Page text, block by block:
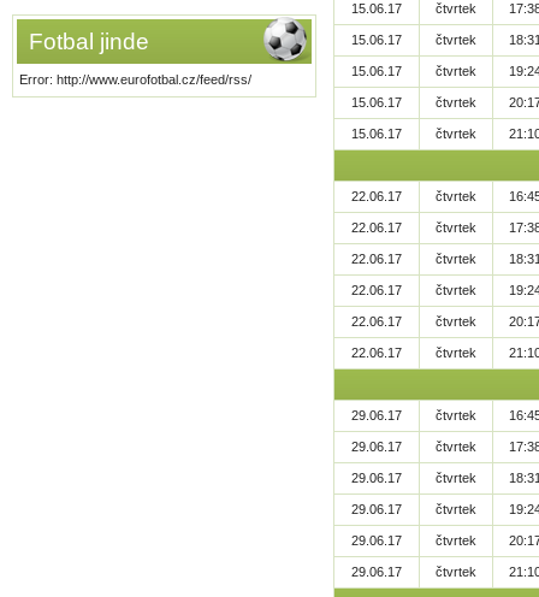
Fotbal jinde
Error: http://www.eurofotbal.cz/feed/rss/
15.06.17 čtvrtek
15.06.17 čtvrtek
15.06.17 čtvrtek
15.06.17 čtvrtek
15.06.17 čtvrtek
22.06.17 čtvrtek
22.06.17 čtvrtek
22.06.17 čtvrtek
22.06.17 čtvrtek
22.06.17 čtvrtek
22.06.17 čtvrtek
29.06.17 čtvrtek
29.06.17 čtvrtek
29.06.17 čtvrtek
29.06.17 čtvrtek
29.06.17 čtvrtek
29.06.17 čtvrtek